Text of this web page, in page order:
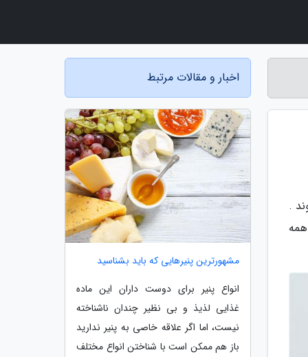
.
اخبار و مقالات مرتبط
مشهورترین پنیرهایی که باید بشناسید
انواع پنیر برای دوست داران این ماده
غذایی لذیذ و بی نظیر چندان ناشناخته
نیست، اما اگر علاقه خاصی به پنیر ندارید
باز هم ممکن است با شناختن انواع مختلف